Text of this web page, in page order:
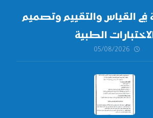
في القياس والتقييم وتصميم
الطبية
05/08/2026